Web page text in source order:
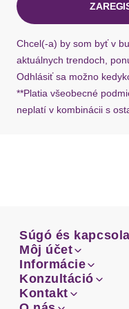
Chcel(-a) by som byť v
aktuálnych trendoch,
Odhlásiť sa možno
**Platia všeobecné
neplatí v kombinácii s
Súgó és
Email
Facebook
Súgó és kapcsolat
Email
Facebook
Môj účet
Prehľad objednávok
Môj účet
Prehľad objednávok
Informácie
Doprava
Informácie
Doprava
Konzultáció
Sprievodca-veľkosťami
Konzultáció
Kontakt
Kontakt